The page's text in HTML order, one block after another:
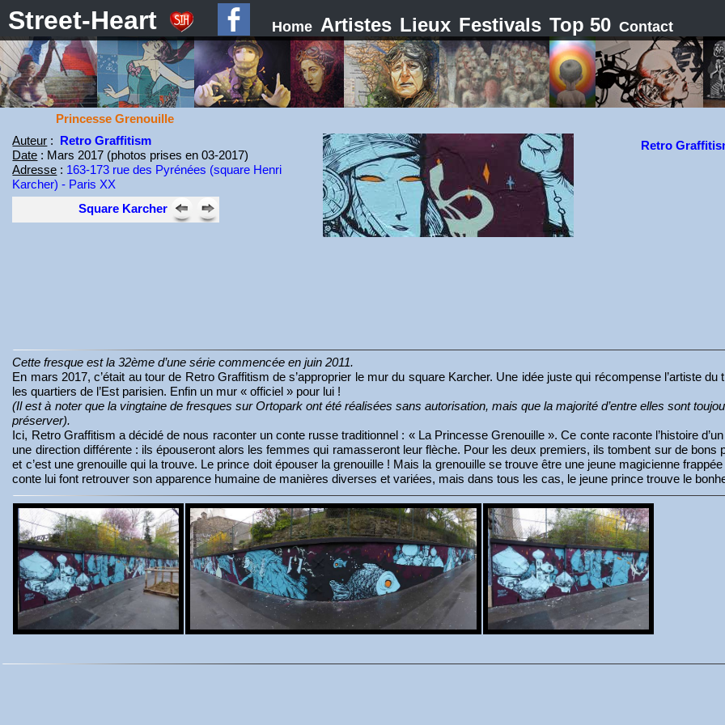
Street-Heart Home Artistes Lieux Festivals Top 50 Contact
Princesse Grenouille
Auteur : Retro Graffitism
Date : Mars 2017 (photos prises en 03-2017)
Adresse : 163-173 rue des Pyrénées (square Henri
Karcher) - Paris XX
Square Karcher
Retro
Cette fresque est la 32ème d’une série commencée en juin 2011.
En mars 2017, c’était au tour de Retro Graffitism de s’approprier le mur du square Karcher. Une idée juste qui récompense l’artiste
les quartiers de l’Est parisien. Enfin un mur « officiel » pour lui !
(Il est à noter que la vingtaine de fresques sur Ortopark ont été réalisées sans autorisation, mais que la majorité d’entre elles sont
préserver).
Ici, Retro Graffitism a décidé de nous raconter un conte russe traditionnel : « La Princesse Grenouille ». Ce conte raconte l’histoire
une direction différente : ils épouseront alors les femmes qui ramasseront leur flèche. Pour les deux premiers, ils tombent sur de
et c’est une grenouille qui la trouve. Le prince doit épouser la grenouille ! Mais la grenouille se trouve être une jeune magicienne
conte lui font retrouver son apparence humaine de manières diverses et variées, mais dans tous les cas, le jeune prince trouve le